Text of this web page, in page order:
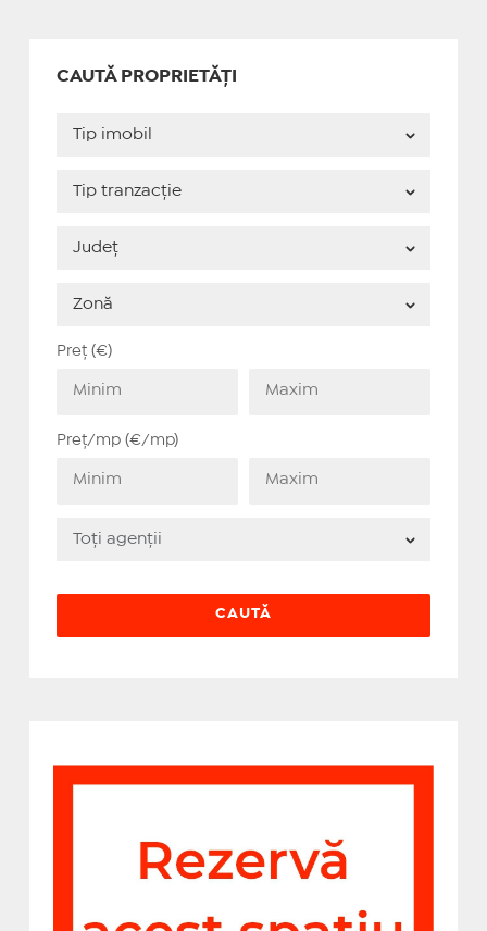
CAUTĂ PROPRIETĂȚI
Preț (€)
Preț/mp (€/mp)